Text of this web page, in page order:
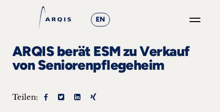
EN
+
ARQIS berät ESM zu Verkauf
von Seniorenpflegeheim
Teilen: